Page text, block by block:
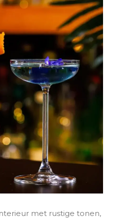
met rustige tonen,